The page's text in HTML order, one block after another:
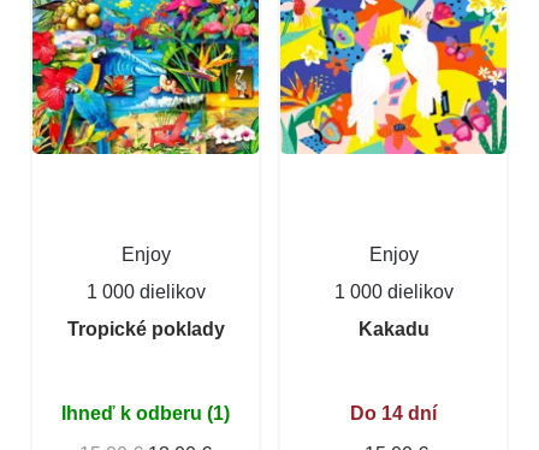
Enjoy
1 000 dielikov
Tropické poklady
Ihneď k odberu (1)
Enjoy
1 000 dielikov
Kakadu
Do 14 dní